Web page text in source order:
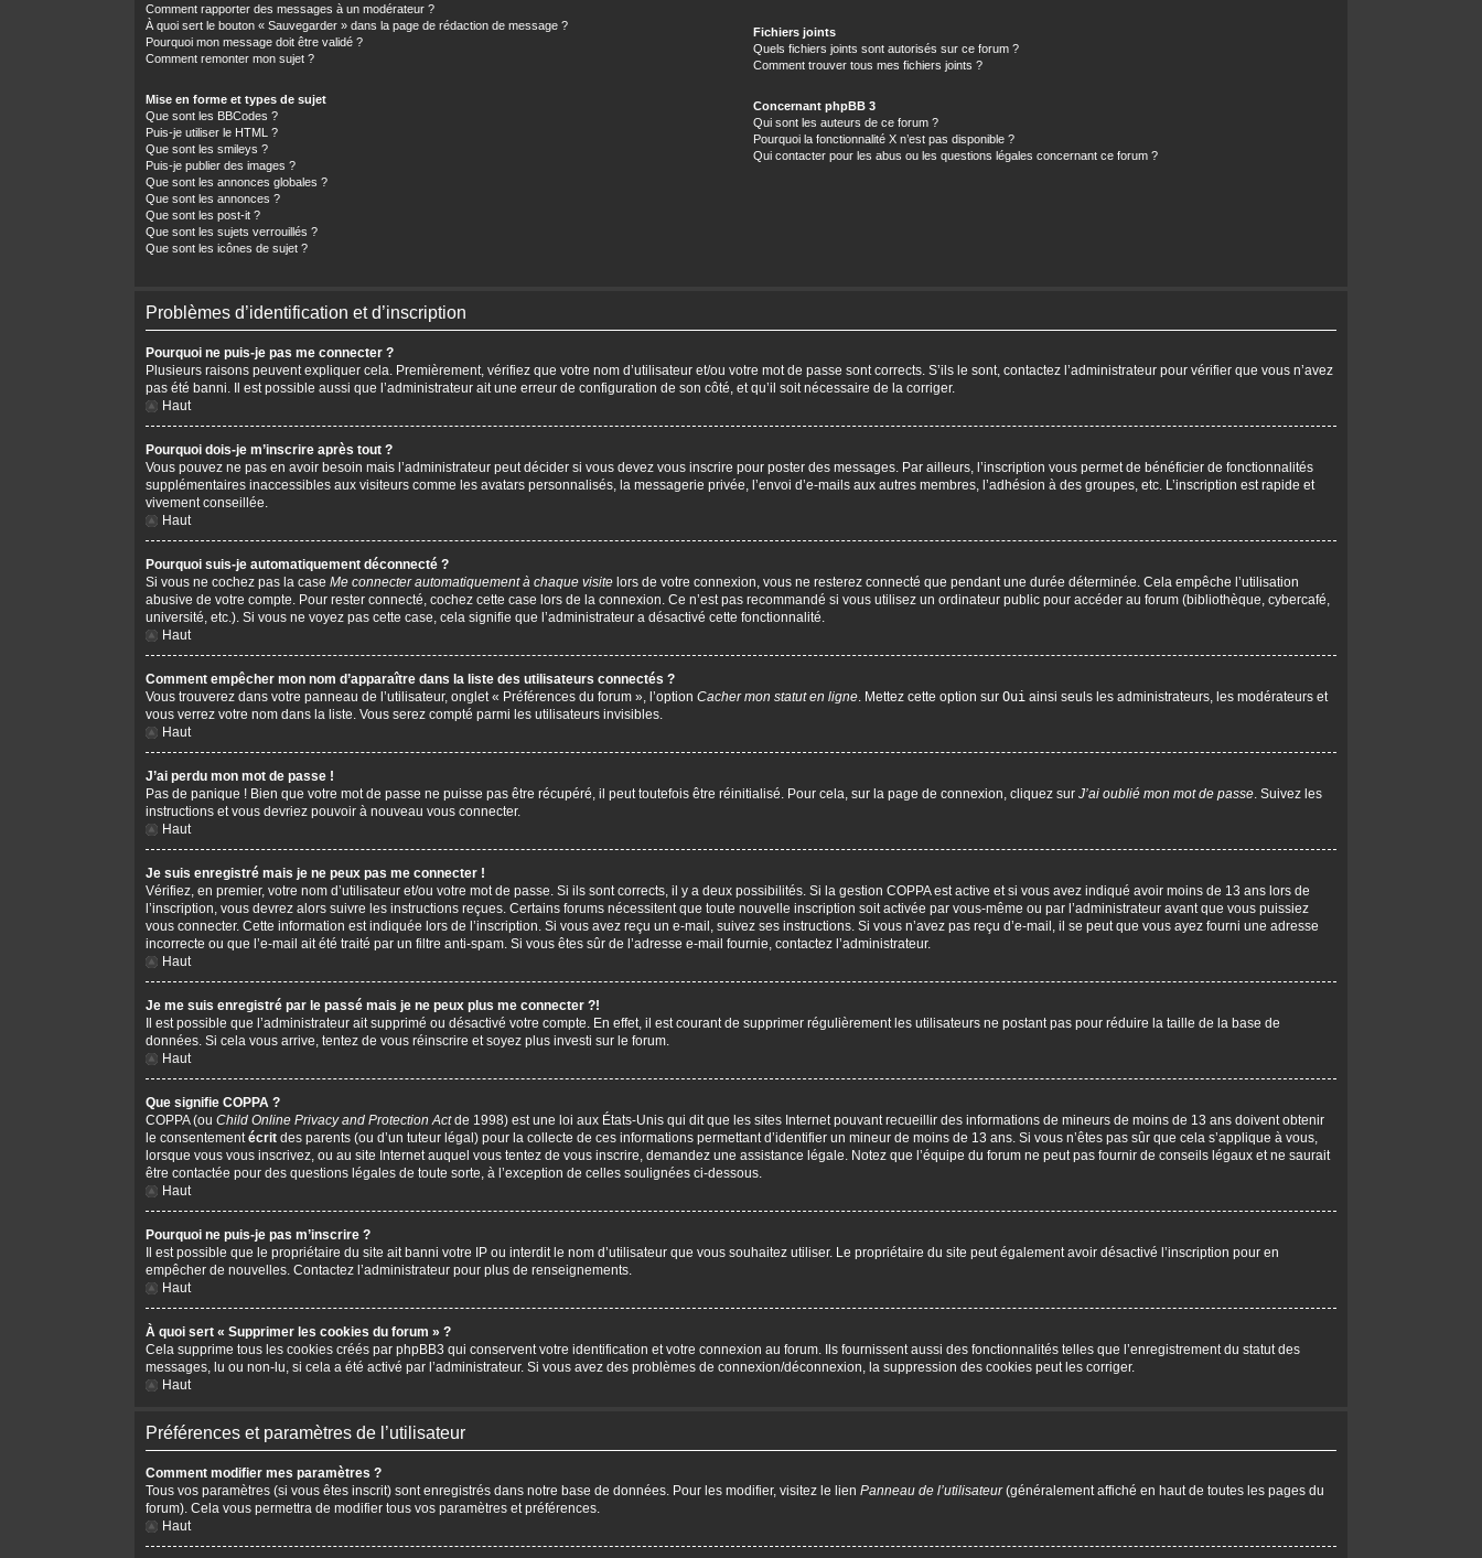
Comment rapporter des messages à un modérateur ?
À quoi sert le bouton « Sauvegarder » dans la page de rédaction de message ?
Pourquoi mon message doit être validé ?
Comment remonter mon sujet ?
Mise en forme et types de sujet
Que sont les BBCodes ?
Puis-je utiliser le HTML ?
Que sont les smileys ?
Puis-je publier des images ?
Que sont les annonces globales ?
Que sont les annonces ?
Que sont les post-it ?
Que sont les sujets verrouillés ?
Que sont les icônes de sujet ?
Fichiers joints
Quels fichiers joints sont autorisés sur ce forum ?
Comment trouver tous mes fichiers joints ?
Concernant phpBB 3
Qui sont les auteurs de ce forum ?
Pourquoi la fonctionnalité X n’est pas disponible ?
Qui contacter pour les abus ou les questions légales concernant ce forum ?
Problèmes d’identification et d’inscription
Pourquoi ne puis-je pas me connecter ?
Plusieurs raisons peuvent expliquer cela. Premièrement, vérifiez que votre nom d’utilisateur et/ou votre mot de passe sont corrects. S’ils le sont, contactez l’administrateur pour vérifier que vous n’avez
pas été banni. Il est possible aussi que l’administrateur ait une erreur de configuration de son côté, et qu’il soit nécessaire de la corriger.
Haut
Pourquoi dois-je m’inscrire après tout ?
Vous pouvez ne pas en avoir besoin mais l’administrateur peut décider si vous devez vous inscrire pour poster des messages. Par ailleurs, l’inscription vous permet de bénéficier de fonctionnalités
supplémentaires inaccessibles aux visiteurs comme les avatars personnalisés, la messagerie privée, l’envoi d’e-mails aux autres membres, l’adhésion à des groupes, etc. L’inscription est rapide et
vivement conseillée.
Haut
Pourquoi suis-je automatiquement déconnecté ?
Si vous ne cochez pas la case Me connecter automatiquement à chaque visite lors de votre connexion, vous ne resterez connecté que pendant une durée déterminée. Cela empêche l’utilisation
abusive de votre compte. Pour rester connecté, cochez cette case lors de la connexion. Ce n’est pas recommandé si vous utilisez un ordinateur public pour accéder au forum (bibliothèque, cybercafé,
université, etc.). Si vous ne voyez pas cette case, cela signifie que l’administrateur a désactivé cette fonctionnalité.
Haut
Comment empêcher mon nom d’apparaître dans la liste des utilisateurs connectés ?
Vous trouverez dans votre panneau de l’utilisateur, onglet « Préférences du forum », l’option Cacher mon statut en ligne. Mettez cette option sur Oui ainsi seuls les administrateurs, les modérateurs et
vous verrez votre nom dans la liste. Vous serez compté parmi les utilisateurs invisibles.
Haut
J’ai perdu mon mot de passe !
Pas de panique ! Bien que votre mot de passe ne puisse pas être récupéré, il peut toutefois être réinitialisé. Pour cela, sur la page de connexion, cliquez sur J’ai oublié mon mot de passe. Suivez les
instructions et vous devriez pouvoir à nouveau vous connecter.
Haut
Je suis enregistré mais je ne peux pas me connecter !
Vérifiez, en premier, votre nom d’utilisateur et/ou votre mot de passe. Si ils sont corrects, il y a deux possibilités. Si la gestion COPPA est active et si vous avez indiqué avoir moins de 13 ans lors de
l’inscription, vous devrez alors suivre les instructions reçues. Certains forums nécessitent que toute nouvelle inscription soit activée par vous-même ou par l’administrateur avant que vous puissiez
vous connecter. Cette information est indiquée lors de l’inscription. Si vous avez reçu un e-mail, suivez ses instructions. Si vous n’avez pas reçu d’e-mail, il se peut que vous ayez fourni une adresse
incorrecte ou que l’e-mail ait été traité par un filtre anti-spam. Si vous êtes sûr de l’adresse e-mail fournie, contactez l’administrateur.
Haut
Je me suis enregistré par le passé mais je ne peux plus me connecter ?!
Il est possible que l’administrateur ait supprimé ou désactivé votre compte. En effet, il est courant de supprimer régulièrement les utilisateurs ne postant pas pour réduire la taille de la base de
données. Si cela vous arrive, tentez de vous réinscrire et soyez plus investi sur le forum.
Haut
Que signifie COPPA ?
COPPA (ou Child Online Privacy and Protection Actde 1998) est une loi aux États-Unis qui dit que les sites Internet pouvant recueillir des informations de mineurs de moins de 13 ans doivent obtenir
le consentementécrit des parents (ou d’un tuteur légal) pour la collecte de ces informations permettant d’identifier un mineur de moins de 13 ans. Si vous n’êtes pas sûr que cela s’applique à vous,
lorsque vous vous inscrivez, ou au site Internet auquel vous tentez de vous inscrire, demandez une assistance légale. Notez que l’équipe du forum ne peut pas fournir de conseils légaux et ne saurait
être contactée pour des questions légales de toute sorte, à l’exception de celles soulignées ci-dessous.
Haut
Pourquoi ne puis-je pas m’inscrire ?
Il est possible que le propriétaire du site ait banni votre IP ou interdit le nom d’utilisateur que vous souhaitez utiliser. Le propriétaire du site peut également avoir désactivé l’inscription pour en
empêcher de nouvelles. Contactez l’administrateur pour plus de renseignements.
Haut
À quoi sert « Supprimer les cookies du forum » ?
Cela supprime tous les cookies créés par phpBB3 qui conservent votre identification et votre connexion au forum. Ils fournissent aussi des fonctionnalités telles que l’enregistrement du statut des
messages, lu ou non-lu, si cela a été activé par l’administrateur. Si vous avez des problèmes de connexion/déconnexion, la suppression des cookies peut les corriger.
Haut
Préférences et paramètres de l’utilisateur
Comment modifier mes paramètres ?
Tous vos paramètres (si vous êtes inscrit) sont enregistrés dans notre base de données. Pour les modifier, visitez le lien Panneau de l’utilisateur(généralement affiché en haut de toutes les pages du
forum). Cela vous permettra de modifier tous vos paramètres et préférences.
Haut